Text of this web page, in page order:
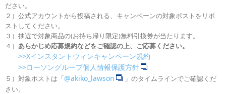
ださい。
２）公式アカウントから投稿される、キャンペーンの対象ポストをリポ
ストしてください。
３）抽選で対象商品の(お持ち帰り限定)無料引換券が当たります。
４） あらかじめ応募規約などをご確認の上、ご応募ください。
>>Xインスタントウィンキャンペーン規約
>>ローソングループ個人情報保護方針
５）対象ポストは「@akiko_lawson
」のタイムラインでご確認くだ
さい。